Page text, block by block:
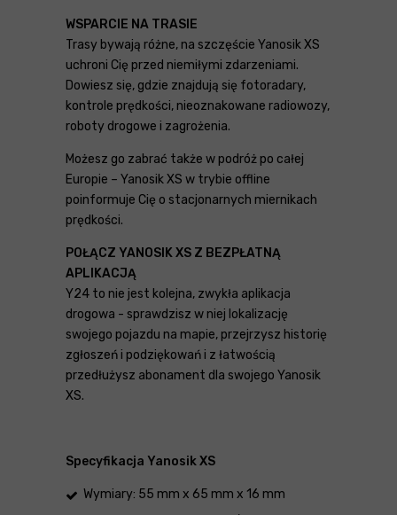
WSPARCIE NA TRASIE
Trasy bywają różne, na szczęście Yanosik XS
uchroni Cię przed niemiłymi zdarzeniami.
Dowiesz się, gdzie znajdują się fotoradary,
kontrole prędkości, nieoznakowane radiowozy,
roboty drogowe i zagrożenia.
Możesz go zabrać także w podróż po całej
Europie – Yanosik XS w trybie offline
poinformuje Cię o stacjonarnych miernikach
prędkości.
POŁĄCZ YANOSIK XS Z BEZPŁATNĄ
APLIKACJĄ
Y24 to nie jest kolejna, zwykła aplikacja
drogowa - sprawdzisz w niej lokalizację
swojego pojazdu na mapie, przejrzysz historię
zgłoszeń i podziękowań i z łatwością
przedłużysz abonament dla swojego Yanosik
XS.
Specyfikacja Yanosik XS
Wymiary: 55 mm x 65 mm x 16 mm